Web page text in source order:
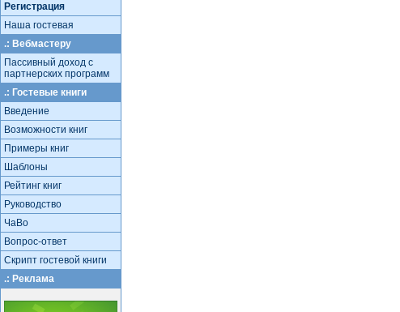
Регистрация
Наша гостевая
.: Вебмастеру
Пассивный доход с
партнерских программ
.: Гостевые книги
Введение
Возможности книг
Примеры книг
Шаблоны
Рейтинг книг
Руководство
ЧаВо
Вопрос-ответ
Скрипт гостевой книги
.: Реклама